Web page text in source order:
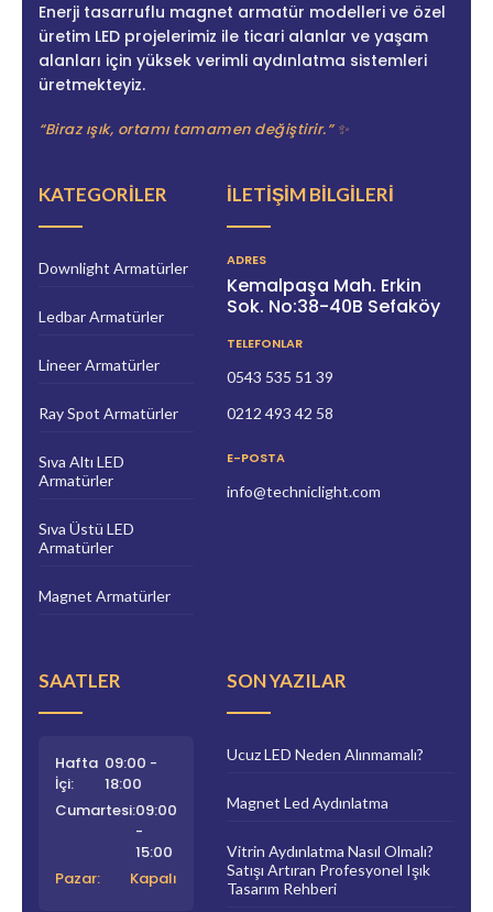
Enerji tasarruflu magnet armatür modelleri ve özel
üretim LED projelerimiz ile ticari alanlar ve yaşam
alanları için yüksek verimli aydınlatma sistemleri
üretmekteyiz.
“Biraz ışık, ortamı tamamen değiştirir.” ✨
KATEGORILER
Downlight Armatürler
Ledbar Armatürler
Lineer Armatürler
Ray Spot Armatürler
Sıva Altı LED
Armatürler
Sıva Üstü LED
Armatürler
Magnet Armatürler
İLETIŞIM BILGILERI
ADRES
Kemalpaşa Mah. Erkin
Sok. No:38-40B Sefaköy
TELEFONLAR
0543 535 51 39
0212 493 42 58
E-POSTA
info@techniclight.com
SAATLER
Hafta
İçi:
09:00 -
18:00
Cumartesi:09:00
-
15:00
Pazar:
Kapalı
SON YAZILAR
Ucuz LED Neden Alınmamalı?
Magnet Led Aydınlatma
Vitrin Aydınlatma Nasıl Olmalı?
Satışı Artıran Profesyonel Işık
Tasarım Rehberi